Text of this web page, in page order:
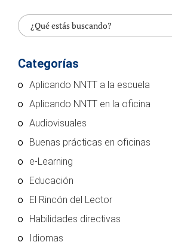
Categorías
Aplicando NNTT a la escuela
Aplicando NNTT en la oficina
Audiovisuales
Buenas prácticas en oficinas
e-Learning
Educación
El Rincón del Lector
Habilidades directivas
Idiomas